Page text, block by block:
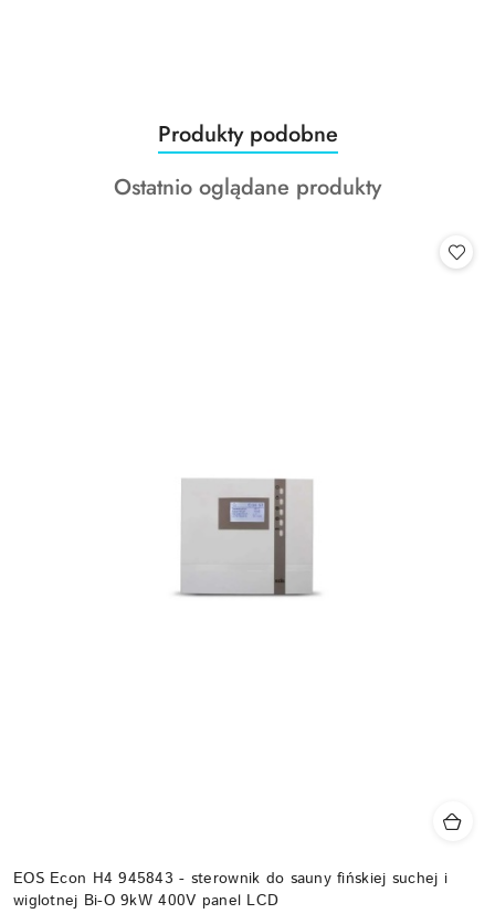
Pomiń karuzelę produktów
Produkty
o
statusie:
Produkty podobne
Produkty
Ostatnio oglądane produkty
EOS Econ H4 945843 - sterownik do sauny fińskiej suchej i
wiglotnej Bi-O 9kW 400V panel LCD